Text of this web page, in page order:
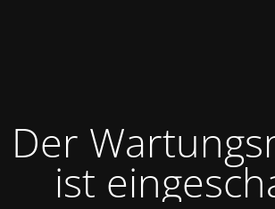
Der
ist